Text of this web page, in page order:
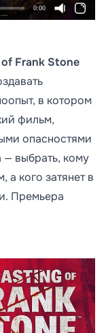
0:00
of Frank Stone
в котором
фильм,
опасностями
— выбрать, кому
а кого затянет в
Премьера